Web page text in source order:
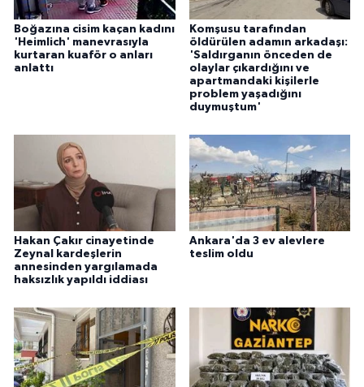
Boğazına cisim kaçan kadını
'Heimlich' manevrasıyla
kurtaran kuaför o anları
anlattı
Komşusu tarafından
öldürülen adamın arkadaşı:
'Saldırganın önceden de
olaylar çıkardığını ve
apartmandaki kişilerle
problem yaşadığını
duymuştum'
Hakan Çakır cinayetinde
Zeynal kardeşlerin
annesinden yargılamada
haksızlık yapıldı iddiası
Ankara'da 3 ev alevlere
teslim oldu